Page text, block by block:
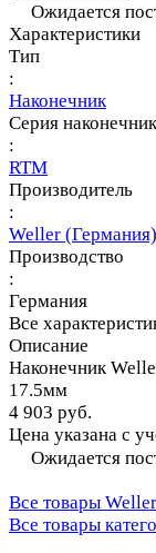
Ожидается
Характеристики
Тип
:
Наконечник
Серия
:
RTM
Производитель
:
Weller (Германия)
Производство
:
Германия
Все
Описание
Наконечник
17.5мм
4 903 руб.
Цена указана с
Ожидается
Все товары Weller
Все товары